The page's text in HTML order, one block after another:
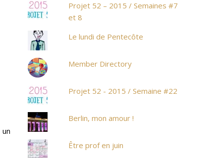
Projet 52 – 2015 / Semaines #7
et 8
Le lundi de Pentecôte
Member Directory
Projet 52 - 2015 / Semaine #22
Berlin, mon amour !
Être prof en juin